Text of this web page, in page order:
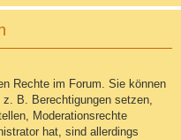
Rechte im Forum. Sie können
B. Berechtigungen setzen,
Moderationsrechte
hat, sind allerdings